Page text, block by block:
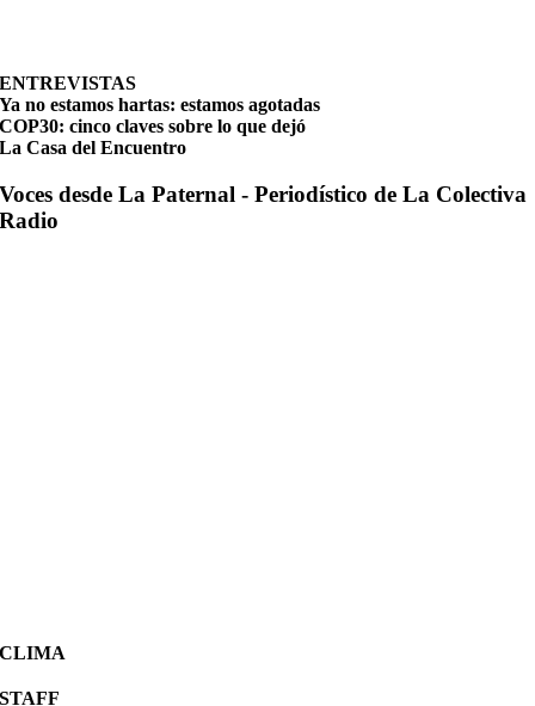
ENTREVISTAS
Ya no estamos hartas: estamos agotadas
COP30: cinco claves sobre lo que dejó
La Casa del Encuentro
Voces desde La Paternal - Periodístico de La Colectiva
Radio
CLIMA
STAFF